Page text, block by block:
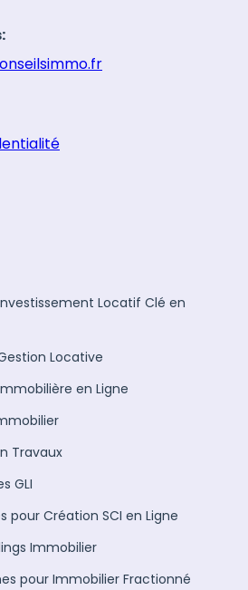
Locatif Clé en
Locative
en Ligne
Travaux
GLI
pour Création SCI en Ligne
Immobilier
pour Immobilier Fractionné